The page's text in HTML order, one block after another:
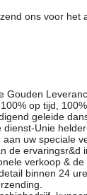
ons voor
Gouden
op tijd,
geleide
Unie
uw speciale
de ervaringsr&d
verkoop & de
binnen 24